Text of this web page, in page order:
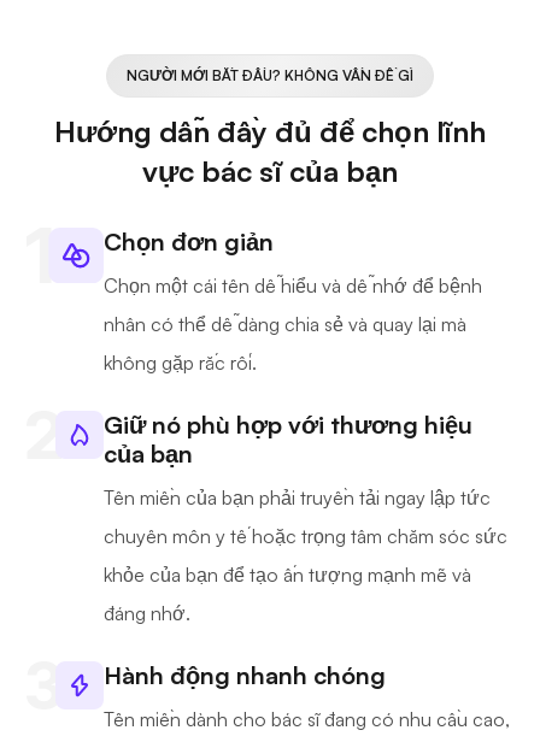
NGƯỜI MỚI BẮT ĐẦU? KHÔNG VẤN ĐỀ GÌ
Hướng dẫn đầy đủ để chọn lĩnh
vực bác sĩ của bạn
Chọn đơn giản
Chọn một cái tên dễ hiểu và dễ nhớ để bệnh
nhân có thể dễ dàng chia sẻ và quay lại mà
không gặp rắc rối.
Giữ nó phù hợp với thương hiệu
của bạn
Tên miền của bạn phải truyền tải ngay lập tức
chuyên môn y tế hoặc trọng tâm chăm sóc sức
khỏe của bạn để tạo ấn tượng mạnh mẽ và
đáng nhớ.
Hành động nhanh chóng
Tên miền dành cho bác sĩ đang có nhu cầu cao,